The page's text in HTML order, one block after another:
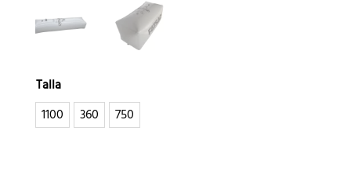
Talla
1100
360 750